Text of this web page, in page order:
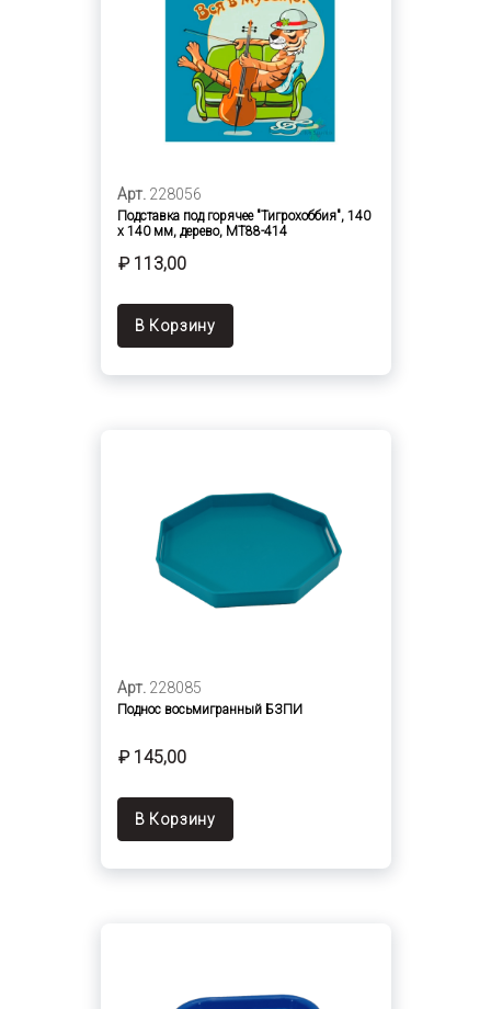
Арт. 228056
Подставка под горячее "Тигрохоббия", 140
х 140 мм, дерево, MT88-414
₽ 113,00
В Корзину
Арт. 228085
Поднос восьмигранный БЗПИ
₽ 145,00
В Корзину